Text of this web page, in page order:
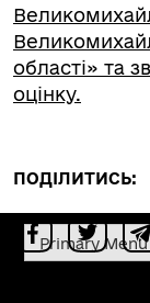
області» та
оцінку.
ПОДІЛИТИСЬ:
Primary Menu